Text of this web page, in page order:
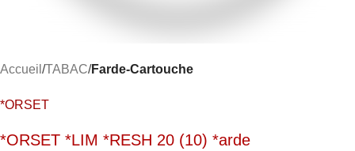
Accueil TABAC Farde-Cartouche
*ORSET
*ORSET *LIM *RESH 20 (10) *arde